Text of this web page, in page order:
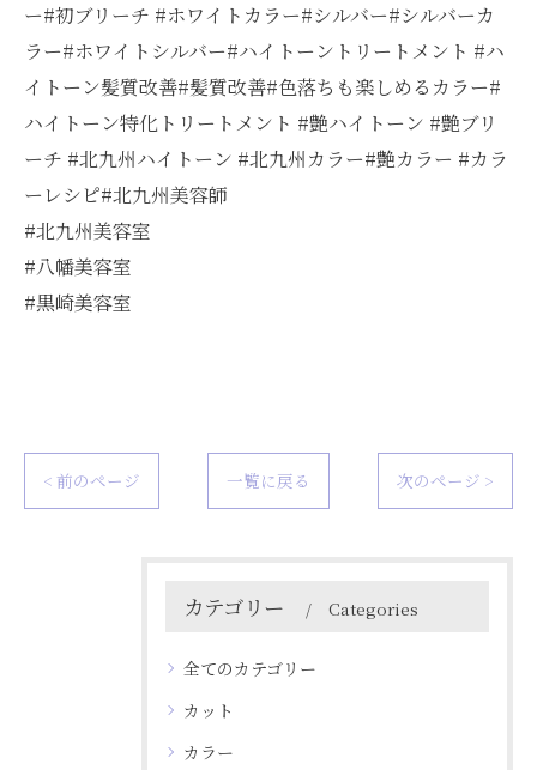
ー#初ブリーチ #ホワイトカラー#シルバー#シルバーカ
ラー#ホワイトシルバー#ハイトーントリートメント #ハ
イトーン髪質改善#髪質改善#色落ちも楽しめるカラー#
ハイトーン特化トリートメント #艶ハイトーン #艶ブリ
ーチ #北九州ハイトーン #北九州カラー#艶カラー #カラ
ーレシピ#北九州美容師
#北九州美容室
#八幡美容室
#黒崎美容室
< 前のページ 一覧に戻る 次のページ >
カテゴリー Categories
全てのカテゴリー
カット
カラー